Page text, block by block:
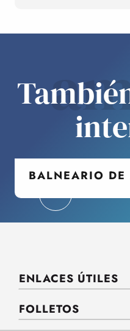
BALNEARIO DE
ENLACES ÚTILES
FOLLETOS